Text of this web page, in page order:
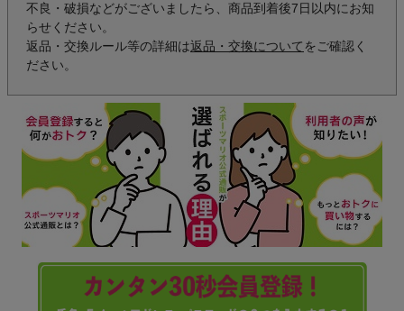
不良・破損などがございましたら、商品到着後7日以内にお知
らせください。
返品・交換ルール等の詳細は返品・交換について をご確認く
ださい。